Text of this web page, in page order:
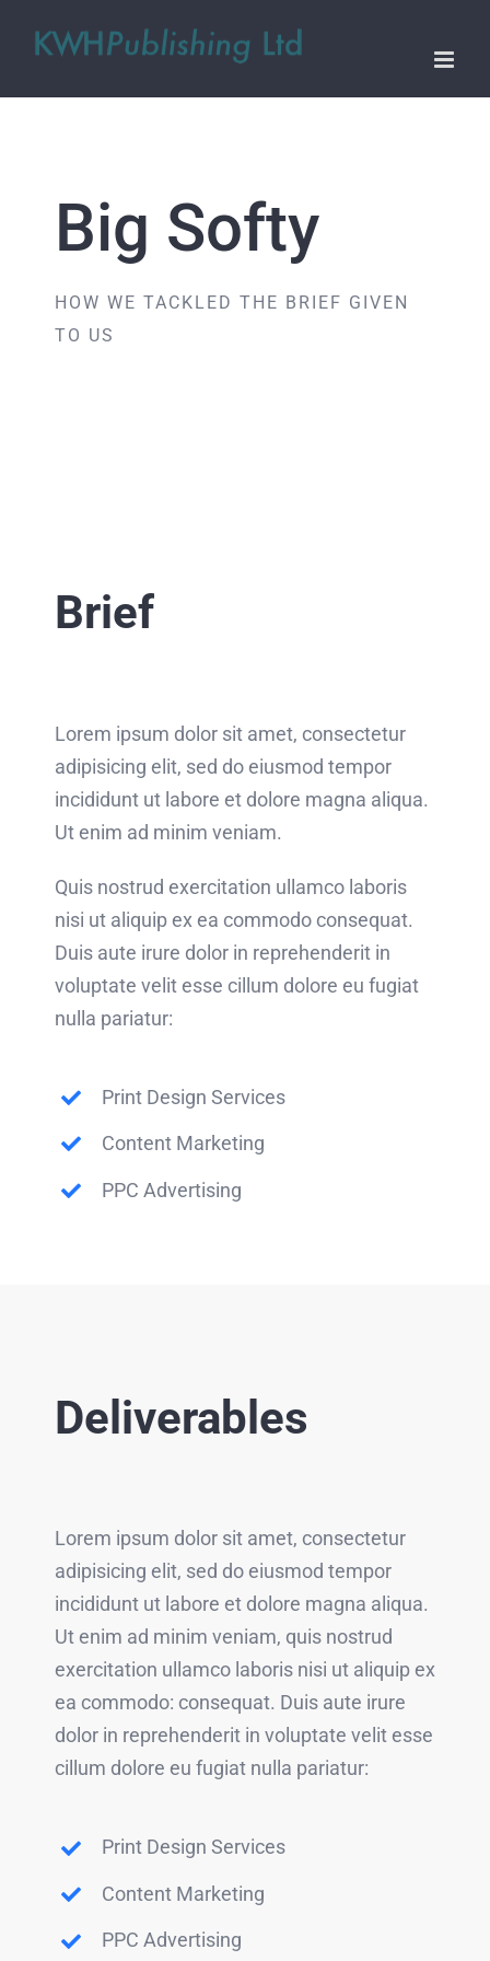
Big Softy
HOW WE TACKLED THE BRIEF GIVEN
TO US
Brief
Lorem ipsum dolor sit amet, consectetur
adipisicing elit, sed do eiusmod tempor
incididunt ut labore et dolore magna aliqua.
Ut enim ad minim veniam.
Quis nostrud exercitation ullamco laboris
nisi ut aliquip ex ea commodo consequat.
Duis aute irure dolor in reprehenderit in
voluptate velit esse cillum dolore eu fugiat
nulla pariatur:
Print Design Services
Content Marketing
PPC Advertising
Deliverables
Lorem ipsum dolor sit amet, consectetur
adipisicing elit, sed do eiusmod tempor
incididunt ut labore et dolore magna aliqua.
Ut enim ad minim veniam, quis nostrud
exercitation ullamco laboris nisi ut aliquip ex
ea commodo: consequat. Duis aute irure
dolor in reprehenderit in voluptate velit esse
cillum dolore eu fugiat nulla pariatur:
Print Design Services
Content Marketing
PPC Advertising